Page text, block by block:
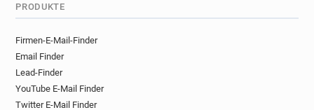
PRODUKTE
Firmen-E-Mail-Finder
Email Finder
Lead-Finder
YouTube E-Mail Finder
Twitter E-Mail Finder